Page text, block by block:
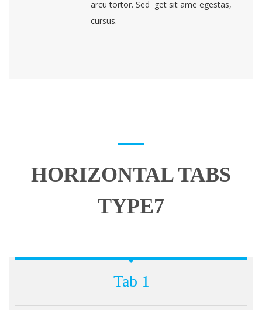
arcu tortor. Sed get sit ame egestas,
cursus.
HORIZONTAL TABS
TYPE7
Tab 1